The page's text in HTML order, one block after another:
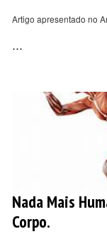
Artigo apresentado no
...
Nada Mais
Corpo.